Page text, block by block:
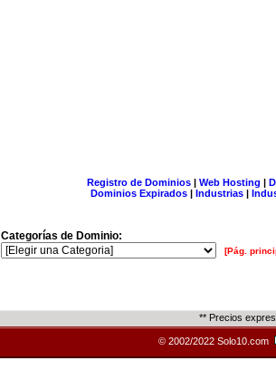
Registro de Dominios| Web Hosting |
Dominios Expirados | Industrias |
Categorías de Dominio:
[Pág.
** Precios
© 2002/2022 Solo10.com